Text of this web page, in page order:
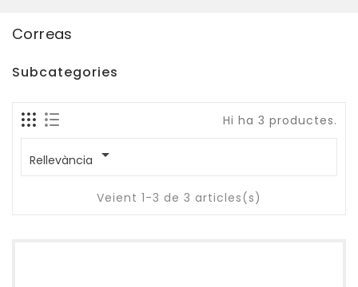
Correas
Subcategories
Hi ha 3 productes.
Rellevància 
Veient 1-3 de 3 articles(s)